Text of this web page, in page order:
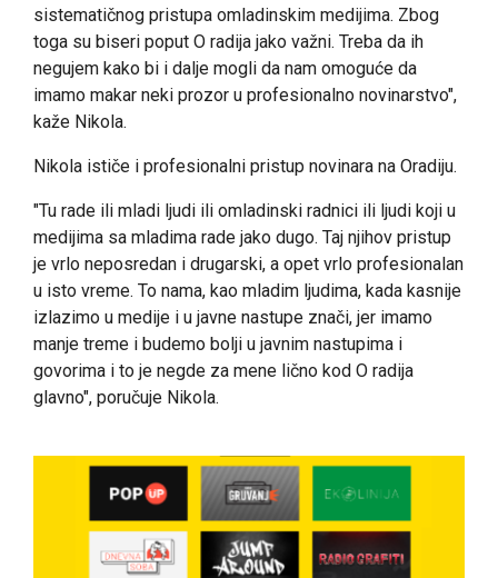
sistematičnog pristupa omladinskim medijima. Zbog
toga su biseri poput O radija jako važni. Treba da ih
negujem kako bi i dalje mogli da nam omoguće da
imamo makar neki prozor u profesionalno novinarstvo",
kaže Nikola.
Nikola ističe i profesionalni pristup novinara na Oradiju.
"Tu rade ili mladi ljudi ili omladinski radnici ili ljudi koji u
medijima sa mladima rade jako dugo. Taj njihov pristup
je vrlo neposredan i drugarski, a opet vrlo profesionalan
u isto vreme. To nama, kao mladim ljudima, kada kasnije
izlazimo u medije i u javne nastupe znači, jer imamo
manje treme i budemo bolji u javnim nastupima i
govorima i to je negde za mene lično kod O radija
glavno", poručuje Nikola.